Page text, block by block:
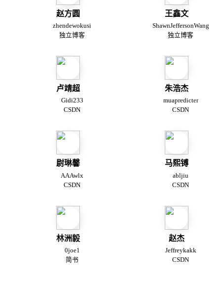
赵方圆
zhendewokusi
独立博客
王鑫文
ShawnJeffersonWang
独立博客
卢靖超
Gidi233
CSDN
朱浩杰
muapredicter
CSDN
尉琳馨
AAAwlx
CSDN
马熙镈
abljiu
CSDN
林洲毅
0joe1
简书
赵杰
Jeffreykakk
CSDN